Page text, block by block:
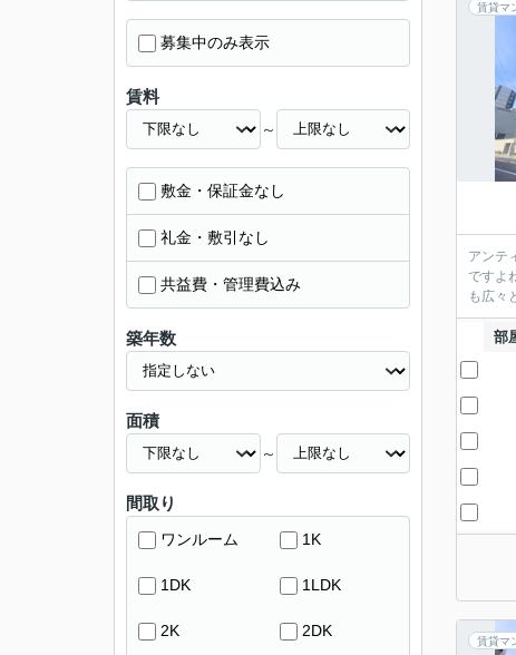
賃貸マ
アンテ
ですよ
も広々
部
賃貸マ
募集中のみ表示
賃料
～
敷金・保証金なし
礼金・敷引なし
共益費・管理費込み
築年数
面積
～
間取り
ワンルーム 1K
1DK 1LDK
2K 2DK